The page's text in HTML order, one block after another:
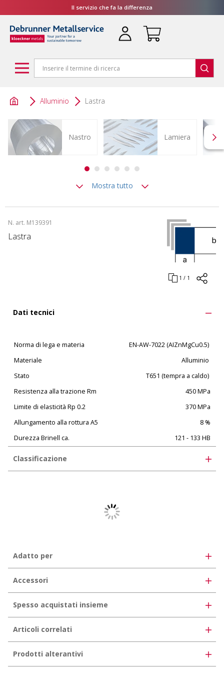
Il servizio che fa la differenza
Alluminio Lastra
Nastro Lamiera
Mostra tutto
N. art. M139391
1 / 1
Lastra
Dati tecnici
Norma di lega e materia
EN-AW-7022 (AIZnMgCu0.5)
Materiale
Alluminio
Stato
T651 (tempra a caldo)
Resistenza alla trazione Rm
450 MPa
Limite di elasticità Rp 0.2
370 MPa
Allungamento alla rottura A5
8 %
Durezza Brinell ca.
121 - 133 HB
Classificazione
35-07-01-01
Adatto per
Accessori
Spesso acquistati insieme
Articoli correlati
Prodotti alterantivi